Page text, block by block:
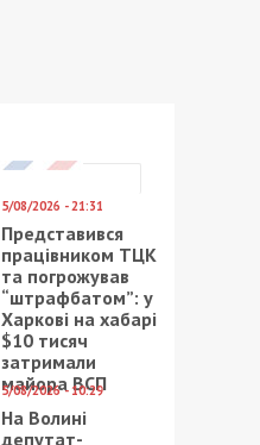
5/08/2026 - 21:31
Представився
працівником ТЦК
та погрожував
“штрафбатом”: у
Харкові на хабарі
$10 тисяч
затримали
майора ВСП
5/08/2026 - 10:29
На Волині
депутат-